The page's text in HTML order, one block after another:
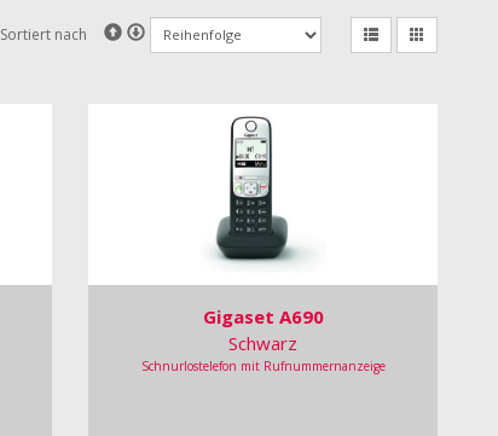
Sortiert nach
Gigaset A690
Schwarz
Schnurlostelefon mit Rufnummernanzeige